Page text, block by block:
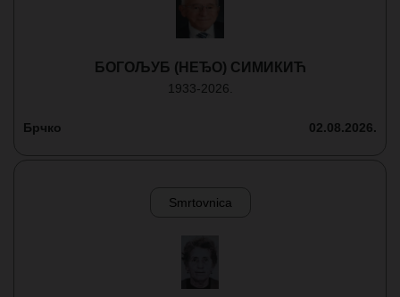
БОГОЉУБ (НЕЂО) СИМИКИЋ
1933-2026.
Брчко 02.08.2026.
Smrtovnica